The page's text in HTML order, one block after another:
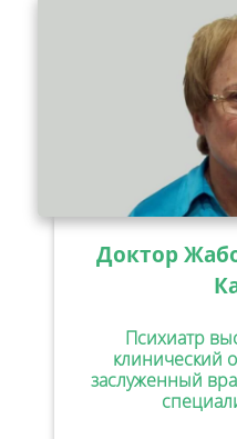
Доктор
Психиатр
клинический
заслуженный